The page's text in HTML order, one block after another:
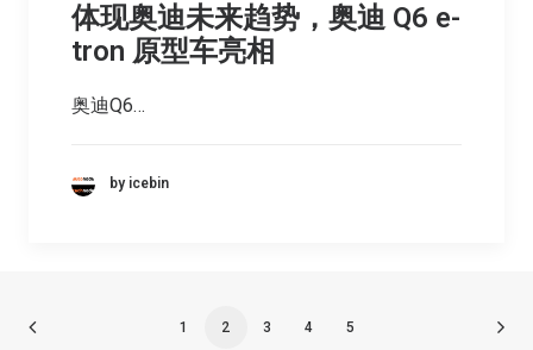
体现奥迪未来趋势，奥迪 Q6 e-
tron 原型车亮相
奥迪Q6…
by icebin
1 2 3 4 5